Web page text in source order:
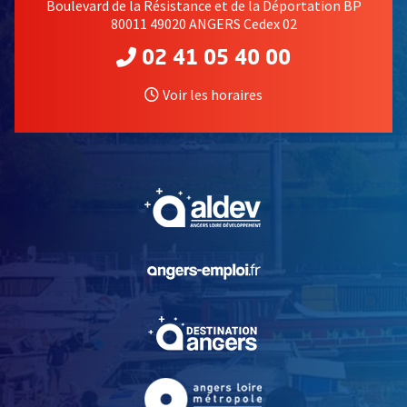
Boulevard de la Résistance et de la Déportation BP
80011 49020 ANGERS Cedex 02
02 41 05 40 00
Voir les horaires
, Ouvre une nouvelle
, Ouvre une nouvelle